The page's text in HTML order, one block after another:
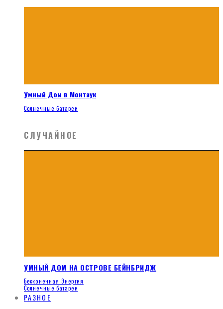
Умный Дом в Монтаук
Солнечные батареи
СЛУЧАЙНОЕ
УМНЫЙ ДОМ НА ОСТРОВЕ БЕЙНБРИДЖ
Бесконечная Энергия
Солнечные батареи
РАЗНОЕ